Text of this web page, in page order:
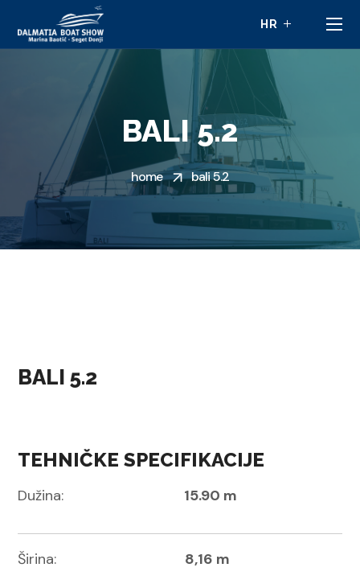
BALI 5.2
home bali 5.2
BALI 5.2
TEHNIČKE SPECIFIKACIJE
Dužina: 15.90 m
Širina: 8,16 m